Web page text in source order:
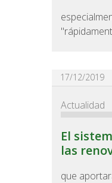
17/12/2019
Actualidad
El
las
que